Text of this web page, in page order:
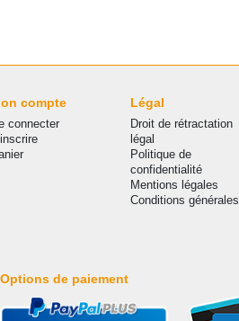
compte
connecter
Légal
Droit de rétractation
légal
Politique de
confidentialité
Mentions légales
Conditions générales
Options de paiement